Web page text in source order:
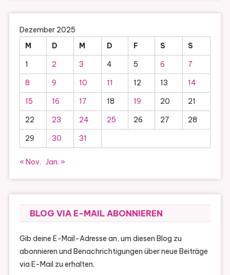
Dezember 2025
M
D M D F S
S
1
2 3 4 5 6
7
8
9 10 11 12 13
14
15
16 17 18 19 20
21
22
23 24 25 26 27
28
29
30 31
« Nov. Jan. »
BLOG VIA E-MAIL ABONNIEREN
Gib deine E-Mail-Adresse an, um diesen Blog zu
abonnieren und Benachrichtigungen über neue Beiträge
via E-Mail zu erhalten.